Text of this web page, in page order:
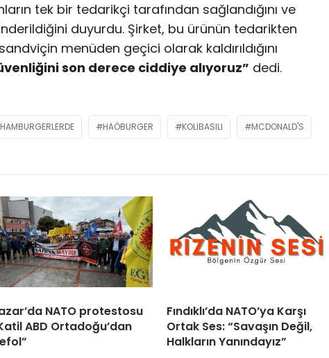
tek bir tedarikçi tarafından sağlandığını ve
duyurdu. Şirket, bu ürünün tedarikten
menüden geçici olarak kaldırıldığını
son derece ciddiye alıyoruz” dedi.
HAMBURGERLERDE HAÖBURGER KOLIBASILI MCDONALD'S
NATO protestosu
ABD Ortadoğu’dan
Fındıklı’da NATO’ya Karşı
Ortak Ses: “Savaşın Değil,
Halkların Yanındayız”